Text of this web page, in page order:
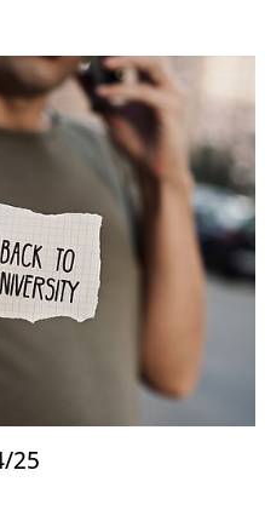
25